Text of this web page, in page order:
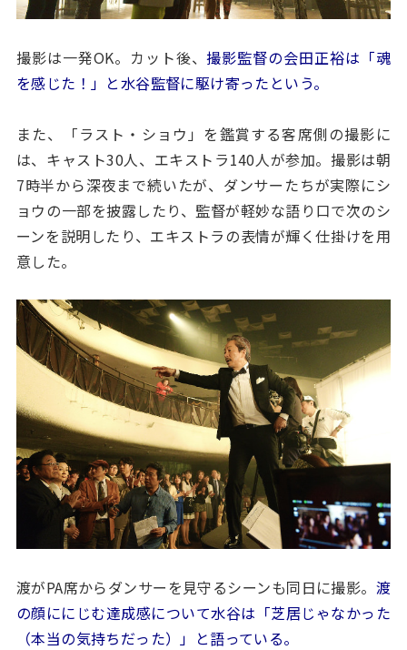
撮影は一発OK。カット後、撮影監督の会田正裕は「魂
を感じた！」と水谷監督に駆け寄ったという。
また、「ラスト・ショウ」を鑑賞する客席側の撮影に
は、キャスト30人、エキストラ140人が参加。撮影は朝
7時半から深夜まで続いたが、ダンサーたちが実際にシ
ョウの一部を披露したり、監督が軽妙な語り口で次のシ
ーンを説明したり、エキストラの表情が輝く仕掛けを用
意した。
渡がPA席からダンサーを見守るシーンも同日に撮影。 渡
の顔ににじむ達成感について水谷は「芝居じゃなかった
（本当の気持ちだった）」と語っている。